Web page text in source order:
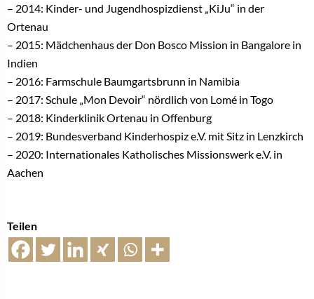
– 2014: Kinder- und Jugendhospizdienst „KiJu“ in der
Ortenau
– 2015: Mädchenhaus der Don Bosco Mission in Bangalore in
Indien
– 2016: Farmschule Baumgartsbrunn in Namibia
– 2017: Schule „Mon Devoir“ nördlich von Lomé in Togo
– 2018: Kinderklinik Ortenau in Offenburg
– 2019: Bundesverband Kinderhospiz e.V. mit Sitz in Lenzkirch
– 2020: Internationales Katholisches Missionswerk e.V. in
Aachen
Teilen